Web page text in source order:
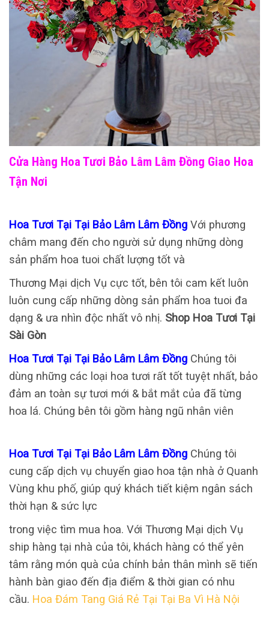
Cửa Hàng Hoa Tươi Bảo Lâm Lâm Đồng Giao Hoa
Tận Nơi
Hoa Tươi Tại Tại Bảo Lâm Lâm Đồng Với phương
châm mang đến cho người sử dụng những dòng
sản phẩm hoa tuoi chất lượng tốt và
Thương Mại dịch Vụ cực tốt, bên tôi cam kết luôn
luôn cung cấp những dòng sản phẩm hoa tuoi đa
dạng & ưa nhìn độc nhất vô nhị. Shop Hoa Tươi Tại
Sài Gòn
Hoa Tươi Tại Tại Bảo Lâm Lâm Đồng Chúng tôi
dùng những các loại hoa tươi rất tốt tuyệt nhất, bảo
đảm an toàn sự tươi mới & bắt mắt của đã từng
hoa lá. Chúng bên tôi gồm hàng ngũ nhân viên
Hoa Tươi Tại Tại Bảo Lâm Lâm Đồng Chúng tôi
cung cấp dịch vụ chuyển giao hoa tận nhà ở Quanh
Vùng khu phố, giúp quý khách tiết kiệm ngân sách
thời hạn & sức lực
trong việc tìm mua hoa. Với Thương Mại dịch Vụ
ship hàng tại nhà của tôi, khách hàng có thể yên
tâm rằng món quà của chính bản thân mình sẽ tiến
hành bàn giao đến địa điểm & thời gian có nhu
cầu. Hoa Đám Tang Giá Rẻ Tại Tại Ba Vì Hà Nội